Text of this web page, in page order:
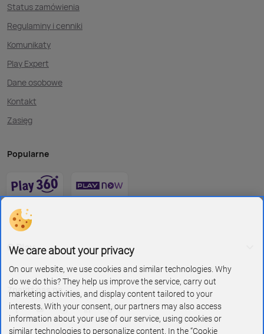
Status zamówienia
Regulaminy i cenniki
Komunikaty
Play Expert
Dane osobowe
Kontakt
Zasięg
Popularne
O Play
Znajdź nas na
We care about your privacy
On our website, we use cookies and similar technologies. Why
do we do this? They help us improve the service, carry out
marketing activities, and display content tailored to your
interests. With your consent, our partners may also access
information about your use of our service, using cookies or
similar technologies to personalize content. In the “Cookie